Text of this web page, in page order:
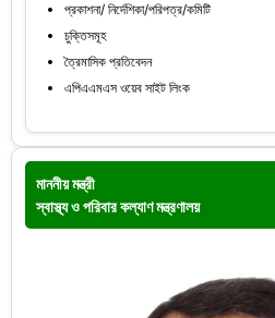
প্রকাশনা/ নির্দেশিকা/পরিপত্র/কমিটি
চুক্তিসমূহ
ত্রৈমাসিক প্রতিবেদন
এপিএএমএস ওয়েব সাইট লিংক
মাননীয় মন্ত্রী
স্বাস্থ্য ও পরিবার কল্যাণ মন্ত্রণালয়